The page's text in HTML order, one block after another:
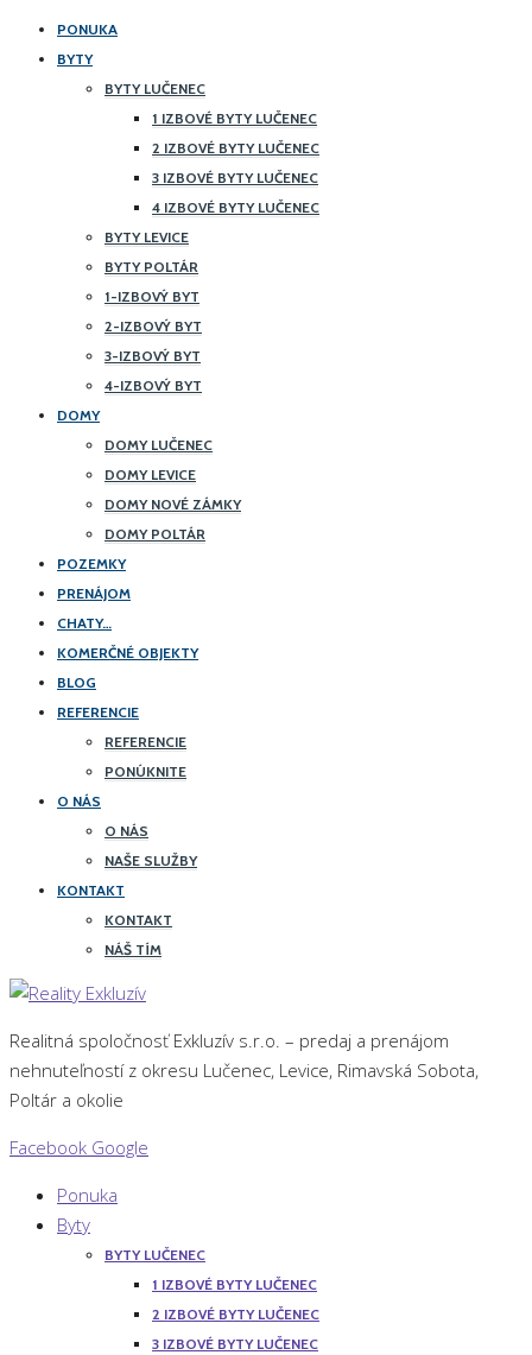
PONUKA
BYTY
BYTY LUČENEC
1 IZBOVÉ BYTY LUČENEC
2 IZBOVÉ BYTY LUČENEC
3 IZBOVÉ BYTY LUČENEC
4 IZBOVÉ BYTY LUČENEC
BYTY LEVICE
BYTY POLTÁR
1-IZBOVÝ BYT
2-IZBOVÝ BYT
3-IZBOVÝ BYT
4-IZBOVÝ BYT
DOMY
DOMY LUČENEC
DOMY LEVICE
DOMY NOVÉ ZÁMKY
DOMY POLTÁR
POZEMKY
PRENÁJOM
CHATY…
KOMERČNÉ OBJEKTY
BLOG
REFERENCIE
REFERENCIE
PONÚKNITE
O NÁS
O NÁS
NAŠE SLUŽBY
KONTAKT
KONTAKT
NÁŠ TÍM
Realitná spoločnosť Exkluzív s.r.o. – predaj a prenájom
nehnuteľností z okresu Lučenec, Levice, Rimavská Sobota,
Poltár a okolie
Facebook Google
Ponuka
Byty
BYTY LUČENEC
1 IZBOVÉ BYTY LUČENEC
2 IZBOVÉ BYTY LUČENEC
3 IZBOVÉ BYTY LUČENEC